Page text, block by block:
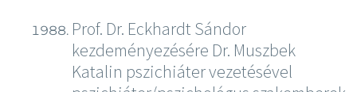
Prof. Dr. Eckhardt Sándor
kezdeményezésére Dr. Muszbek
Katalin pszichiáter vezetésével